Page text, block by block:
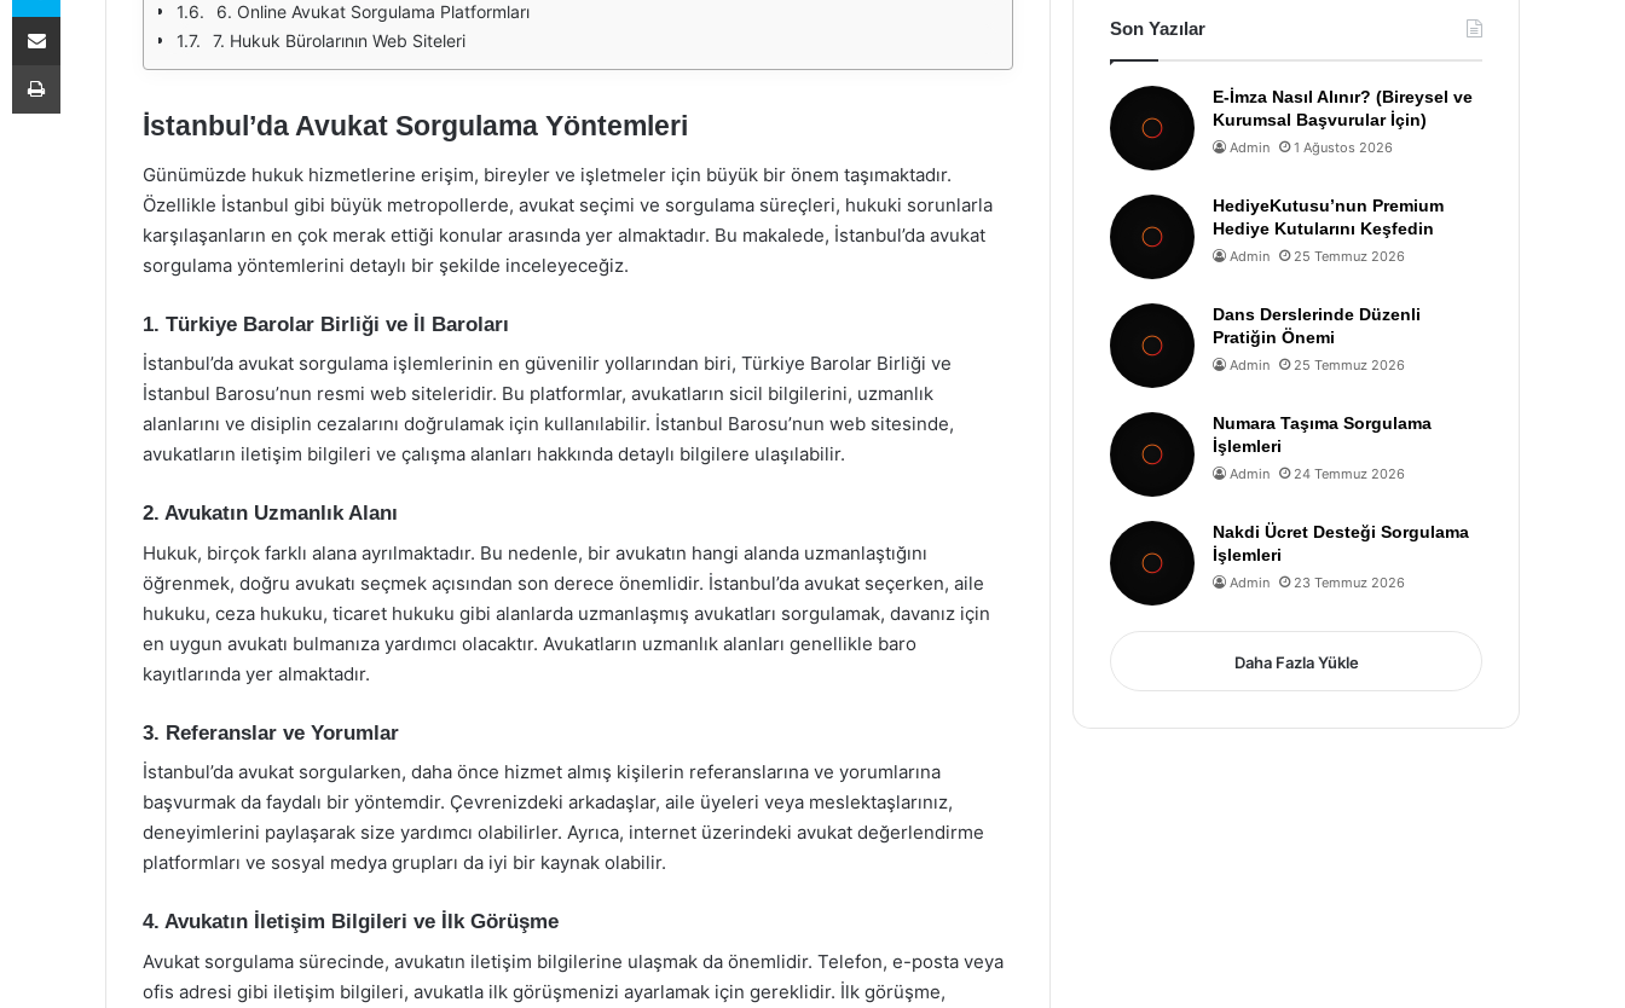
6. Online Avukat Sorgulama Platformları
7. Hukuk Bürolarının Web Siteleri
İstanbul’da Avukat Sorgulama Yöntemleri
Günümüzde hukuk hizmetlerine erişim, bireyler ve işletmeler için büyük bir önem taşımaktadır.
Özellikle İstanbul gibi büyük metropollerde, avukat seçimi ve sorgulama süreçleri, hukuki sorunlarla
karşılaşanların en çok merak ettiği konular arasında yer almaktadır. Bu makalede, İstanbul’da avukat
sorgulama yöntemlerini detaylı bir şekilde inceleyeceğiz.
1. Türkiye Barolar Birliği ve İl Baroları
İstanbul’da avukat sorgulama işlemlerinin en güvenilir yollarından biri, Türkiye Barolar Birliği ve
İstanbul Barosu’nun resmi web siteleridir. Bu platformlar, avukatların sicil bilgilerini, uzmanlık
alanlarını ve disiplin cezalarını doğrulamak için kullanılabilir. İstanbul Barosu’nun web sitesinde,
avukatların iletişim bilgileri ve çalışma alanları hakkında detaylı bilgilere ulaşılabilir.
2. Avukatın Uzmanlık Alanı
Hukuk, birçok farklı alana ayrılmaktadır. Bu nedenle, bir avukatın hangi alanda uzmanlaştığını
öğrenmek, doğru avukatı seçmek açısından son derece önemlidir. İstanbul’da avukat seçerken, aile
hukuku, ceza hukuku, ticaret hukuku gibi alanlarda uzmanlaşmış avukatları sorgulamak, davanız için
en uygun avukatı bulmanıza yardımcı olacaktır. Avukatların uzmanlık alanları genellikle baro
kayıtlarında yer almaktadır.
3. Referanslar ve Yorumlar
İstanbul’da avukat sorgularken, daha önce hizmet almış kişilerin referanslarına ve yorumlarına
başvurmak da faydalı bir yöntemdir. Çevrenizdeki arkadaşlar, aile üyeleri veya meslektaşlarınız,
deneyimlerini paylaşarak size yardımcı olabilirler. Ayrıca, internet üzerindeki avukat değerlendirme
platformları ve sosyal medya grupları da iyi bir kaynak olabilir.
4. Avukatın İletişim Bilgileri ve İlk Görüşme
Avukat sorgulama sürecinde, avukatın iletişim bilgilerine ulaşmak da önemlidir. Telefon, e-posta veya
ofis adresi gibi iletişim bilgileri, avukatla ilk görüşmenizi ayarlamak için gereklidir. İlk görüşme,
Son Yazılar
E-İmza Nasıl Alınır? (Bireysel ve
Kurumsal Başvurular İçin)
Admin 1 Ağustos 2026
HediyeKutusu’nun Premium
Hediye Kutularını Keşfedin
Admin 25 Temmuz 2026
Dans Derslerinde Düzenli
Pratiğin Önemi
Admin 25 Temmuz 2026
Numara Taşıma Sorgulama
İşlemleri
Admin 24 Temmuz 2026
Nakdi Ücret Desteği Sorgulama
İşlemleri
Admin 23 Temmuz 2026
Daha Fazla Yükle
E-Posta ile paylaş